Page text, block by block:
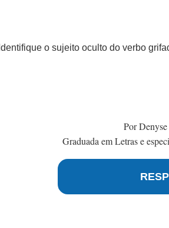
Identifique o sujeito oculto do verbo
Por
Graduada em Letras e